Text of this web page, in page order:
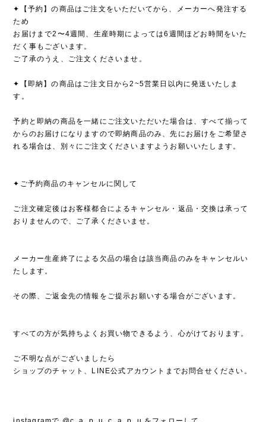
✦【予約】の商品はご注文をいただいてから、メーカーへ発注する
ため
お届けまで2〜4週間、生産時期によっては6週間ほどお時間をいた
だく事もございます。
ご了承のうえ、ご注文くださいませ。
✦【即納】の商品はご注文日から2~5営業日以内に発送いたしま
す。
予約と即納の商品を一緒にご注文いただいた場合は、すべて揃って
からのお届けになりますので即納商品のみ、先にお届けをご希望さ
れる場合は、別々にご注文くださいますようお願いいたします。
✦ご予約商品のキャンセルに関して
ご注文確定後はお客様都合によるキャンセル・返品・交換は承って
おりませんので、ご了承くださいませ。
メーカー生産終了による欠品の場合は該当商品のみをキャンセルい
たします。
その際、ご返金先の情報をご提示お願いする場合がございます。
すべての方が気持ちよくお買い物できるよう、心がけております。
ご不明な点がございましたら
ショップのチャット、LINE公式アカウントまでお問合せください。